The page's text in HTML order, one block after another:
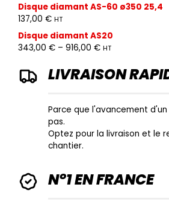
Disque diamant AS-60 ø350 25,4
137,00 € HT
Disque diamant AS20
343,00 € – 916,00 € HT
LIVRAISON
Parce que l'avancement
pas.
Optez pour la livraison et le
chantier.
N°1 EN FRANCE